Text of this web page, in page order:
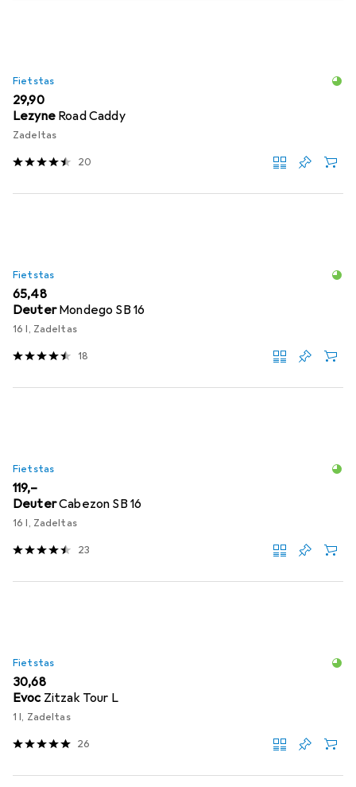
Fietstas
EUR
29,90
Lezyne Road Caddy
Zadeltas
20
Fietstas
EUR
65,48
Deuter Mondego SB 16
16 l, Zadeltas
18
Fietstas
EUR
119,–
DeuterCabezon SB 16
16 l, Zadeltas
23
Fietstas
EUR
30,68
Evoc Zitzak Tour L
1 l, Zadeltas
26